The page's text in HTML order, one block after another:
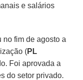
e salários
fim de agosto a
(PL
Foi aprovada a
do setor privado.